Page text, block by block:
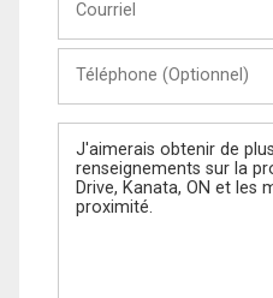
(Optionnel)
Message